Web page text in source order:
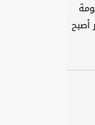
أصبح